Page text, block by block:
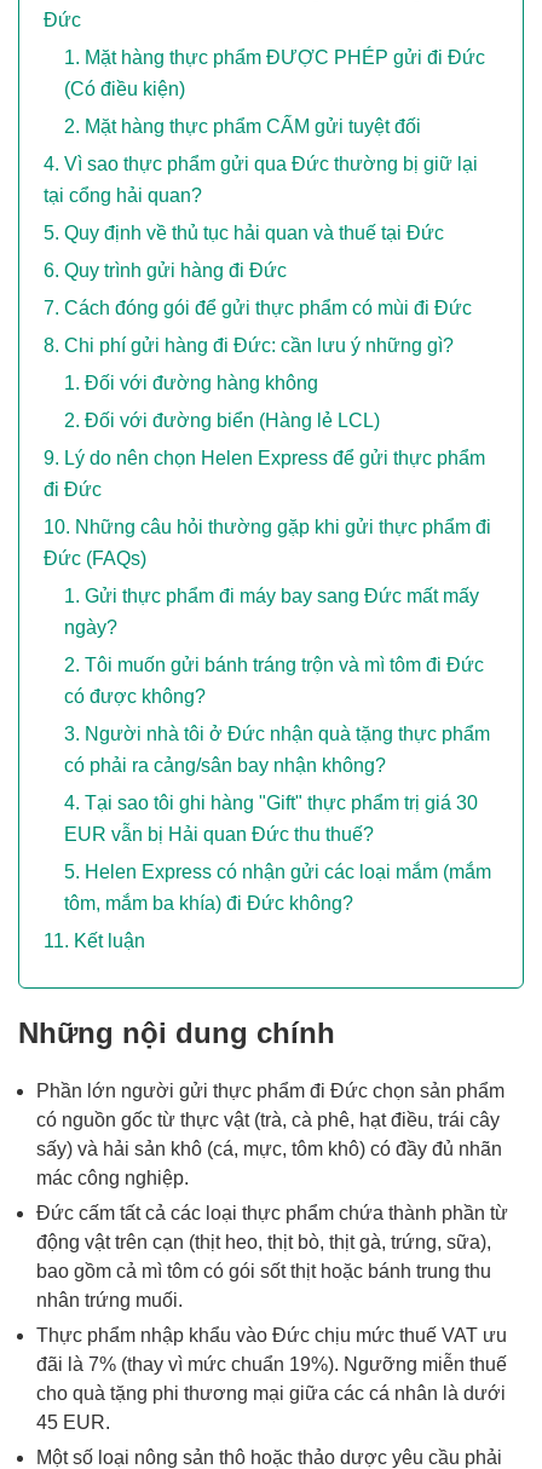
Đức
Mặt hàng thực phẩm ĐƯỢC PHÉP gửi đi Đức
(Có điều kiện)
Mặt hàng thực phẩm CẤM gửi tuyệt đối
Vì sao thực phẩm gửi qua Đức thường bị giữ lại
tại cổng hải quan?
Quy định về thủ tục hải quan và thuế tại Đức
Quy trình gửi hàng đi Đức
Cách đóng gói để gửi thực phẩm có mùi đi Đức
Chi phí gửi hàng đi Đức: cần lưu ý những gì?
Đối với đường hàng không
Đối với đường biển (Hàng lẻ LCL)
Lý do nên chọn Helen Express để gửi thực phẩm
đi Đức
Những câu hỏi thường gặp khi gửi thực phẩm đi
Đức (FAQs)
Gửi thực phẩm đi máy bay sang Đức mất mấy
ngày?
Tôi muốn gửi bánh tráng trộn và mì tôm đi Đức
có được không?
Người nhà tôi ở Đức nhận quà tặng thực phẩm
có phải ra cảng/sân bay nhận không?
Tại sao tôi ghi hàng "Gift" thực phẩm trị giá 30
EUR vẫn bị Hải quan Đức thu thuế?
Helen Express có nhận gửi các loại mắm (mắm
tôm, mắm ba khía) đi Đức không?
Kết luận
Những nội dung chính
Phần lớn người gửi thực phẩm đi Đức chọn sản phẩm
có nguồn gốc từ thực vật (trà, cà phê, hạt điều, trái cây
sấy) và hải sản khô (cá, mực, tôm khô) có đầy đủ nhãn
mác công nghiệp.
Đức cấm tất cả các loại thực phẩm chứa thành phần từ
động vật trên cạn (thịt heo, thịt bò, thịt gà, trứng, sữa),
bao gồm cả mì tôm có gói sốt thịt hoặc bánh trung thu
nhân trứng muối.
Thực phẩm nhập khẩu vào Đức chịu mức thuế VAT ưu
đãi là 7% (thay vì mức chuẩn 19%). Ngưỡng miễn thuế
cho quà tặng phi thương mại giữa các cá nhân là dưới
45 EUR.
Một số loại nông sản thô hoặc thảo dược yêu cầu phải